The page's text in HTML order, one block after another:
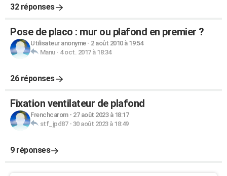
32 réponses
Pose de placo : mur ou plafond en premier ?
Utilisateur anonyme- 2 août 2010 à 19:54
Manu- 4 oct. 2017 à 18:34
26 réponses
Fixation ventilateur de plafond
Frenchcarom- 27 août 2023 à 18:17
stf_jpd87- 30 août 2023 à 18:49
9 réponses